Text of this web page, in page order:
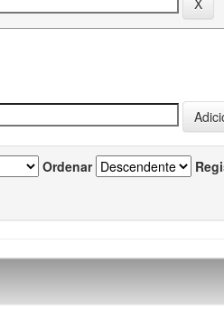
Ordenar